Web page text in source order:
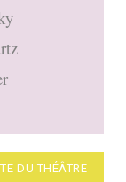
DU THÉÂTRE